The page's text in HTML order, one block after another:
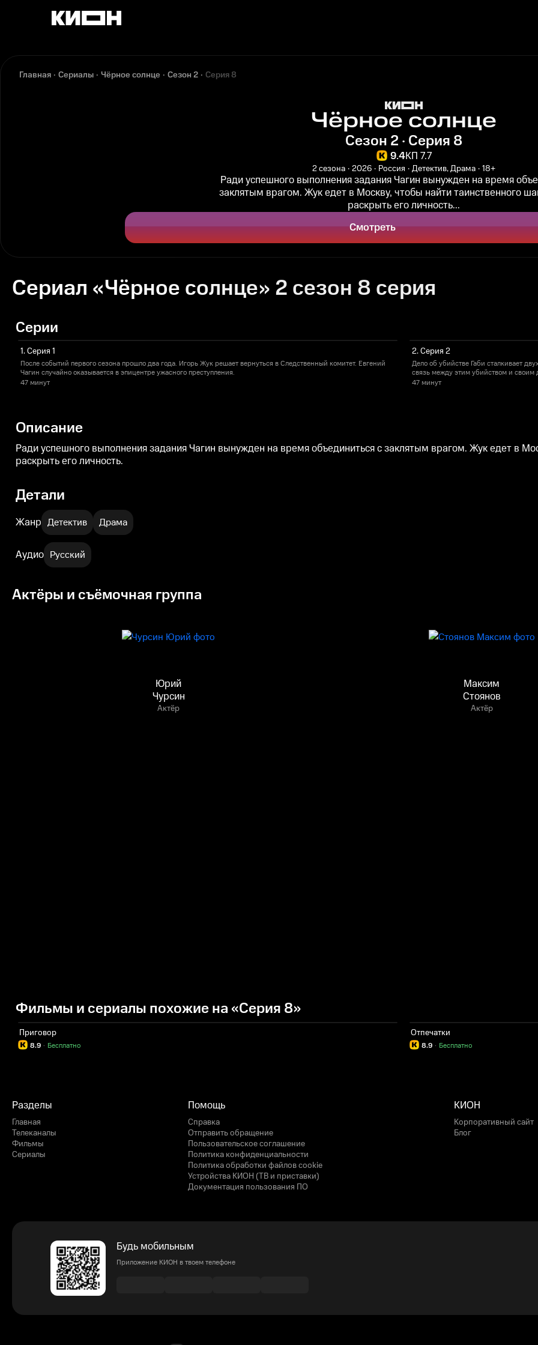
Главная Сериалы Чёрное солнце Сезон 2 Серия 8
Чёрное солнце
Сезон 2 · Серия 8
9.4КП 7.7
2 сезона 2026 Россия Детектив, Драма 18+
Ради успешного выполнения задания Чагин вынужден на время
заклятым врагом. Жук едет в Москву, чтобы найти таинственного
раскрыть его личность...
Смотреть
Сериал «Чёрное солнце» 2 сезон 8 серия
Серии
1. Серия 1
После событий первого сезона прошло два года. Игорь Жук решает вернуться в Следственный комитет. Евгений
Чагин случайно оказывается в эпицентре ужасного преступления.
47 минут
2. Серия 2
Дело об убийстве Габи сталкивает
связь между этим убийством и своим
47 минут
Описание
Ради успешного выполнения задания Чагин вынужден на время объединиться с заклятым врагом. Жук едет в
раскрыть его личность.
Детали
Жанр Детектив Драма
Аудио Русский
Актёры и съёмочная группа
Юрий
Чурсин
Актёр
Максим
Стоянов
Актёр
Фильмы и сериалы похожие на «Серия 8»
Приговор
8.9 Бесплатно
·
Отпечатки
8.9 Бесплатно
·
Разделы
Главная
Телеканалы
Фильмы
Сериалы
Помощь
Справка
Отправить обращение
Пользовательское соглашение
Политика конфиденциальности
Политика обработки файлов cookie
Устройства КИОН (ТВ и приставки)
Документация пользования ПО
КИОН
Корпоративный сайт
Блог
Будь мобильным
Приложение КИОН в твоем телефоне